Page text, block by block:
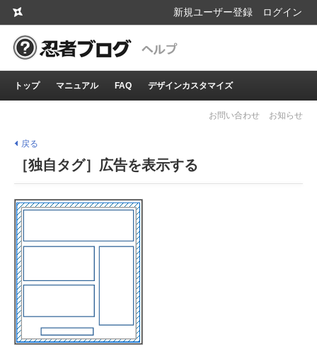
新規ユーザー登録 ログイン
トップ マニュアル FAQ デザインカスタマイズ
お問い合わせ お知らせ
戻る
［独自タグ］広告を表示する